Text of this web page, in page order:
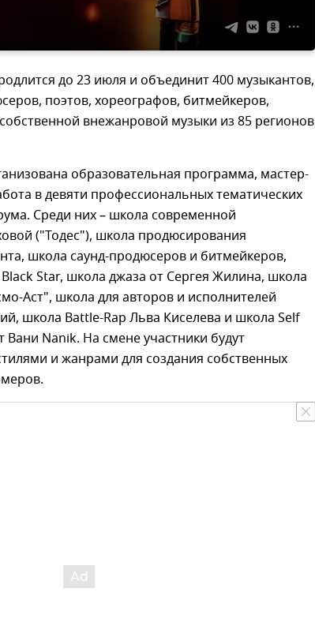
до 23 июля и объединит 400 музыкантов,
поэтов, хореографов, битмейкеров,
внежанровой музыки из 85 регионов
образовательная программа, мастер-
в девяти профессиональных тематических
Среди них – школа современной
("Тодес"), школа продюсирования
школа саунд-продюсеров и битмейкеров,
Star, школа джаза от Сергея Жилина, школа
Аст", школа для авторов и исполнителей
школа Battle-Rap Льва Киселева и школа Self
Nanik. На смене участники будут
и жанрами для создания собственных